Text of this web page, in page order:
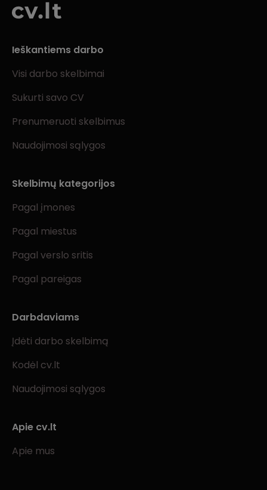
Ieškantiems darbo
Visi darbo skelbimai
Sukurti savo CV
Prenumeruoti skelbimus
Naudojimosi sąlygos
Skelbimų kategorijos
Pagal įmones
Pagal miestus
Pagal verslo sritis
Pagal pareigas
Darbdaviams
Įdėti darbo skelbimą
Kodėl cv.lt
Naudojimosi sąlygos
Apie cv.lt
Apie mus